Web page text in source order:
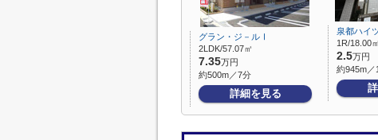
グラン・ジ－ルⅠ
2LDK/57.07㎡
7.35万円
約500m／7分
詳細を見る
泉都ハイ
1R/18.00㎡
2.5万円
約945m／